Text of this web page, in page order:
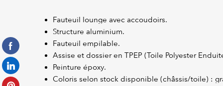
Fauteuil lounge avec accoudoirs.
Structure aluminium.
Fauteuil empilable.
Assise et dossier en TPEP (Toile Polyester
Peinture époxy.
Coloris selon stock disponible (châssis/toile) :